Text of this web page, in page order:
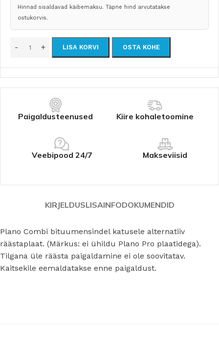
Hinnad sisaldavad käibemaksu. Täpne hind arvutatakse
ostukorvis.
LISA KORVI OSTA KOHE
Paigaldusteenused Kiire kohaletoomine
Veebipood 24/7 Makseviisid
KIRJELDUSLISAINFODOKUMENDID
Plano Combi bituumensindel katusele alternatiiv
räästaplaat. (Märkus: ei ühildu Plano Pro plaatidega).
Tilgana üle räästa paigaldamine ei ole soovitatav.
Kaitsekile eemaldatakse enne paigaldust.